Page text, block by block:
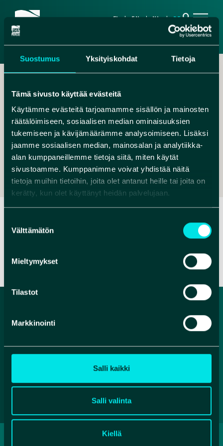
Suostumus Yksityiskohdat Tietoja
Tämä sivusto käyttää evästeitä
Käytämme evästeitä tarjoamamme sisällön ja mainosten
räätälöimiseen, sosiaalisen median ominaisuuksien
tukemiseen ja kävijämäärämme analysoimiseen. Lisäksi
jaamme sosiaalisen median, mainosalan ja analytiikka-
alan kumppaneillemme tietoja siitä, miten käytät
sivustoamme. Kumppanimme voivat yhdistää näitä
tietoja muihin tietoihin, joita olet antanut heille tai joita on
kerätty, kun olet käyttänyt heidän palvelujaan.
valinta
Välttämätön
Mieltymykset
Tilastot
Markkinointi
Salli kaikki
Salli valinta
Kiellä
FI EN NL DEsearch
,
MYYNTI@ROKUA.COM
+358207819200